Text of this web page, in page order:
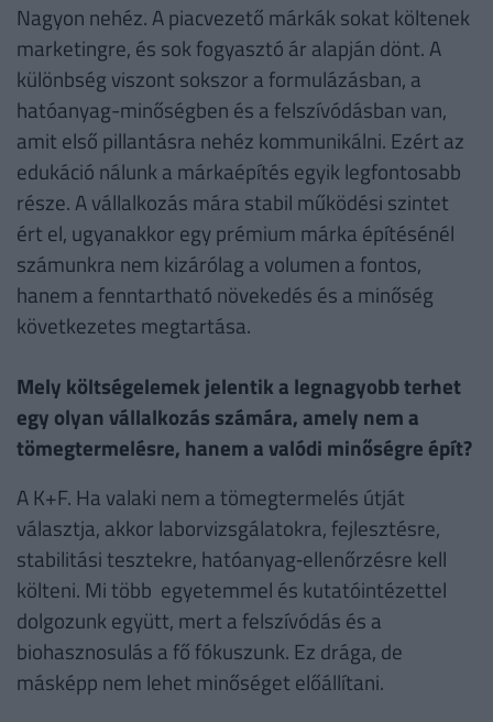
Nagyon nehéz. A piacvezető márkák sokat költenek
marketingre, és sok fogyasztó ár alapján dönt. A
különbség viszont sokszor a formulázásban, a
hatóanyag-minőségben és a felszívódásban van,
amit első pillantásra nehéz kommunikálni. Ezért az
edukáció nálunk a márkaépítés egyik legfontosabb
része. A vállalkozás mára stabil működési szintet
ért el, ugyanakkor egy prémium márka építésénél
számunkra nem kizárólag a volumen a fontos,
hanem a fenntartható növekedés és a minőség
következetes megtartása.
Mely költségelemek jelentik a legnagyobb terhet
egy olyan vállalkozás számára, amely nem a
tömegtermelésre, hanem a valódi minőségre épít?
A K+F. Ha valaki nem a tömegtermelés útját
választja, akkor laborvizsgálatokra, fejlesztésre,
stabilitási tesztekre, hatóanyag‑ellenőrzésre kell
költeni. Mi több egyetemmel és kutatóintézettel
dolgozunk együtt, mert a felszívódás és a
biohasznosulás a fő fókuszunk. Ez drága, de
másképp nem lehet minőséget előállítani.